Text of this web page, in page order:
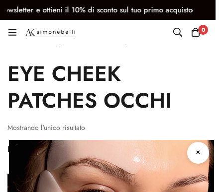
e ottieni il 10% di sconto sul tuo primo acquisto
0
Eye & Cheek patches
EYE CHEEK
PATCHES OCCHI
Mostrando l'unico risultato
Filtri Ordinamento predefinito ✕